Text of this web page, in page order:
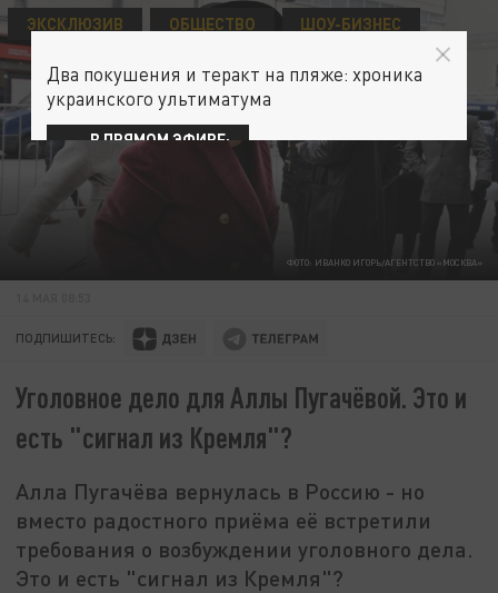
ФОТО: ИВАНКО ИГОРЬ/АГЕНТСТВО «МОСКВА»
ЭКСКЛЮЗИВ ОБЩЕСТВО ШОУ-БИЗНЕС
ПОДПИШИТЕСЬ:
Уголовное дело для Аллы Пугачёвой. Это и
есть "сигнал из Кремля"?
Алла Пугачёва вернулась в Россию - но
вместо радостного приёма её встретили
требования о возбуждении уголовного дела.
Это и есть "сигнал из Кремля"?
Два покушения и теракт на пляже: хроника
украинского ультиматума
В ПРЯМОМ ЭФИРЕ: